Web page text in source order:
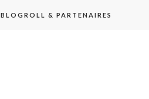
BLOGROLL & PARTENAIRES